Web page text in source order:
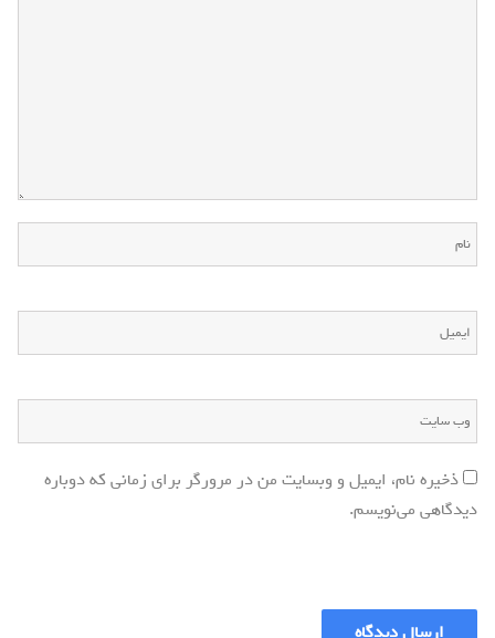
ذخیره نام، ایمیل و وبسایت من در مرورگر برای زمانی که دوباره
دیدگاهی می‌نویسم.